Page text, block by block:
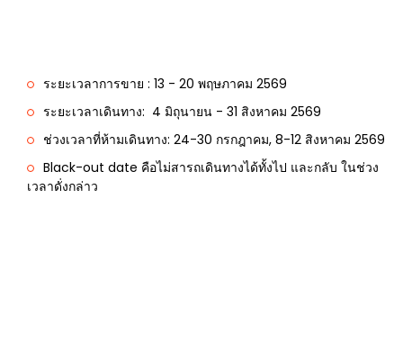
ระยะเวลาการขาย : 13 - 20 พฤษภาคม 2569
ระยะเวลาเดินทาง: 4 มิถุนายน - 31 สิงหาคม 2569
ช่วงเวลาที่ห้ามเดินทาง: 24-30 กรกฎาคม, 8-12 สิงหาคม 2569
Black-out date คือไม่สารถเดินทางได้ทั้งไป และกลับ ในช่วง
เวลาดั่งกล่าว